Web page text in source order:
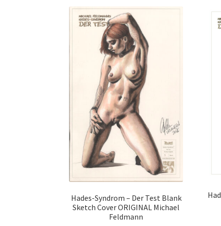
Hades-Syndrom – Der Test Blank
Sketch Cover ORIGINAL Michael
Feldmann